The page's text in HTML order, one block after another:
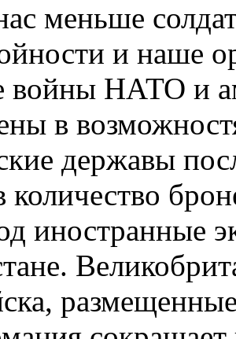
меньше
и наше
войны НАТО и
в
державы
количество
иностранные